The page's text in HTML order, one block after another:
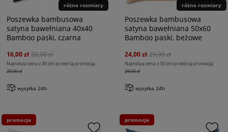
różne rozmiary
Poszewka bambusowa
satyna bawełniana 40x40
Bamboo paski, czarna
16,00 zł 20,00 zł
Najniższa cena z 30 dni przed tą promocją:
20,00 zł
wysyłka 24h
różne rozmiary
Poszewka bambusowa
satyna bawełniana 50x60
Bamboo paski, beżowe
24,00 zł 29,00 zł
Najniższa cena z 30 dni przed tą promocją:
29,00 zł
wysyłka 24h
promocja promocja